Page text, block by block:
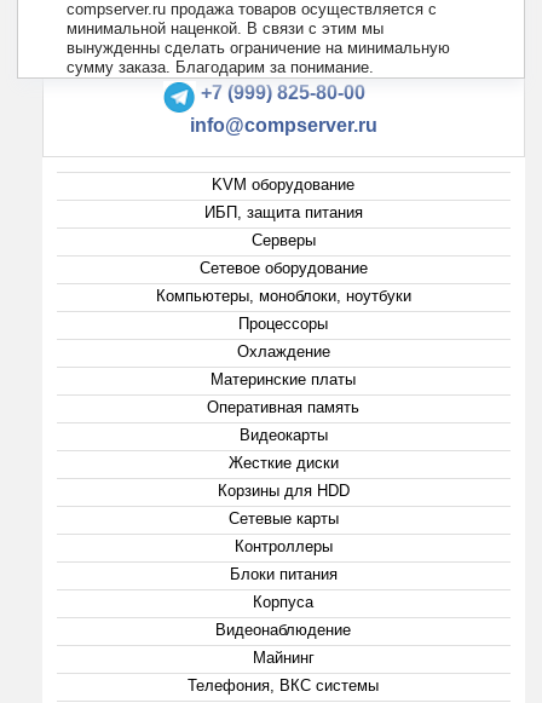
compserver.ru продажа товаров осуществляется с
минимальной наценкой. В связи с этим мы
вынужденны сделать ограничение на минимальную
сумму заказа. Благодарим за понимание.
+7 (495) 223-13-47
+7 (999) 825-80-00
info@compserver.ru
KVM оборудование
ИБП, защита питания
Серверы
Сетевое оборудование
Компьютеры, моноблоки, ноутбуки
Процессоры
Охлаждение
Материнские платы
Оперативная память
Видеокарты
Жесткие диски
Корзины для HDD
Сетевые карты
Контроллеры
Блоки питания
Корпуса
Видеонаблюдение
Майнинг
Телефония, ВКС системы